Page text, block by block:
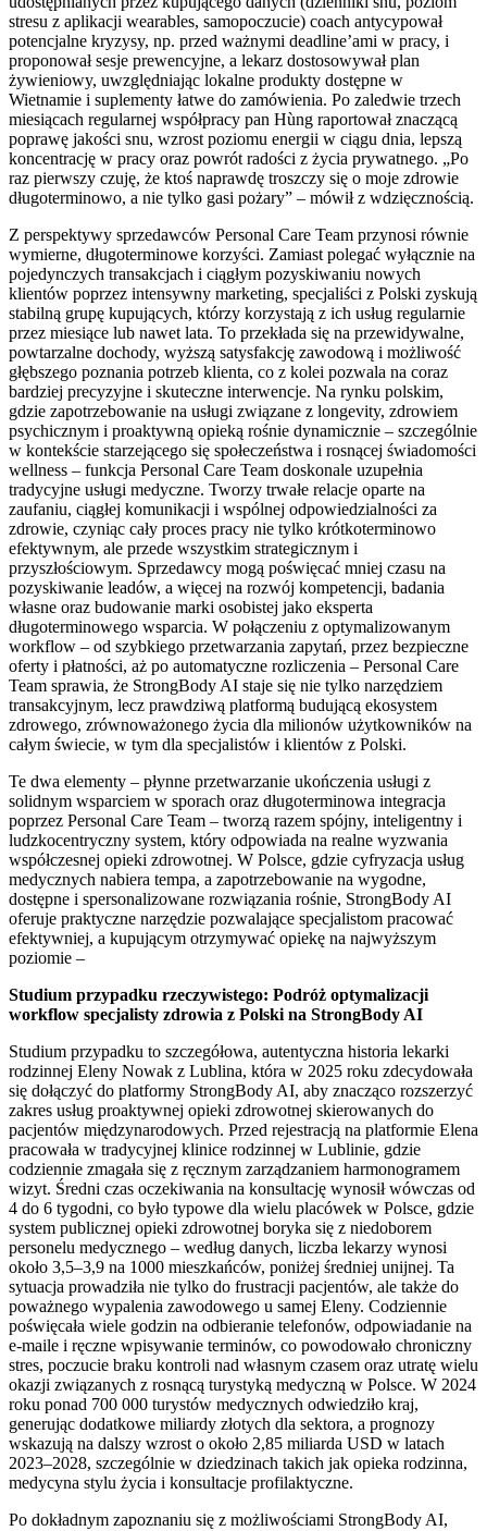
stresu z aplikacji wearables, samopoczucie) coach antycypował
potencjalne kryzysy, np. przed ważnymi deadline’ami w pracy, i
proponował sesje prewencyjne, a lekarz dostosowywał plan
żywieniowy, uwzględniając lokalne produkty dostępne w
Wietnamie i suplementy łatwe do zamówienia. Po zaledwie trzech
miesiącach regularnej współpracy pan Hùng raportował znaczącą
poprawę jakości snu, wzrost poziomu energii w ciągu dnia, lepszą
koncentrację w pracy oraz powrót radości z życia prywatnego. „Po
raz pierwszy czuję, że ktoś naprawdę troszczy się o moje zdrowie
długoterminowo, a nie tylko gasi pożary” – mówił z wdzięcznością.
Z perspektywy sprzedawców Personal Care Team przynosi równie
wymierne, długoterminowe korzyści. Zamiast polegać wyłącznie na
pojedynczych transakcjach i ciągłym pozyskiwaniu nowych
klientów poprzez intensywny marketing, specjaliści z Polski zyskują
stabilną grupę kupujących, którzy korzystają z ich usług regularnie
przez miesiące lub nawet lata. To przekłada się na przewidywalne,
powtarzalne dochody, wyższą satysfakcję zawodową i możliwość
głębszego poznania potrzeb klienta, co z kolei pozwala na coraz
bardziej precyzyjne i skuteczne interwencje. Na rynku polskim,
gdzie zapotrzebowanie na usługi związane z longevity, zdrowiem
psychicznym i proaktywną opieką rośnie dynamicznie – szczególnie
w kontekście starzejącego się społeczeństwa i rosnącej świadomości
wellness – funkcja Personal Care Team doskonale uzupełnia
tradycyjne usługi medyczne. Tworzy trwałe relacje oparte na
zaufaniu, ciągłej komunikacji i wspólnej odpowiedzialności za
zdrowie, czyniąc cały proces pracy nie tylko krótkoterminowo
efektywnym, ale przede wszystkim strategicznym i
przyszłościowym. Sprzedawcy mogą poświęcać mniej czasu na
pozyskiwanie leadów, a więcej na rozwój kompetencji, badania
własne oraz budowanie marki osobistej jako eksperta
długoterminowego wsparcia. W połączeniu z optymalizowanym
workflow – od szybkiego przetwarzania zapytań, przez bezpieczne
oferty i płatności, aż po automatyczne rozliczenia – Personal Care
Team sprawia, że StrongBody AI staje się nie tylko narzędziem
transakcyjnym, lecz prawdziwą platformą budującą ekosystem
zdrowego, zrównoważonego życia dla milionów użytkowników na
całym świecie, w tym dla specjalistów i klientów z Polski.
Te dwa elementy – płynne przetwarzanie ukończenia usługi z
solidnym wsparciem w sporach oraz długoterminowa integracja
poprzez Personal Care Team – tworzą razem spójny, inteligentny i
ludzkocentryczny system, który odpowiada na realne wyzwania
współczesnej opieki zdrowotnej. W Polsce, gdzie cyfryzacja usług
medycznych nabiera tempa, a zapotrzebowanie na wygodne,
dostępne i spersonalizowane rozwiązania rośnie, StrongBody AI
oferuje praktyczne narzędzie pozwalające specjalistom pracować
efektywniej, a kupującym otrzymywać opiekę na najwyższym
poziomie –
Studium przypadku rzeczywistego: Podróż optymalizacji
workflow specjalisty zdrowia z Polski na StrongBody AI
Studium przypadku to szczegółowa, autentyczna historia lekarki
rodzinnej Eleny Nowak z Lublina, która w 2025 roku zdecydowała
się dołączyć do platformy StrongBody AI, aby znacząco rozszerzyć
zakres usług proaktywnej opieki zdrowotnej skierowanych do
pacjentów międzynarodowych. Przed rejestracją na platformie Elena
pracowała w tradycyjnej klinice rodzinnej w Lublinie, gdzie
codziennie zmagała się z ręcznym zarządzaniem harmonogramem
wizyt. Średni czas oczekiwania na konsultację wynosił wówczas od
4 do 6 tygodni, co było typowe dla wielu placówek w Polsce, gdzie
system publicznej opieki zdrowotnej boryka się z niedoborem
personelu medycznego – według danych, liczba lekarzy wynosi
około 3,5–3,9 na 1000 mieszkańców, poniżej średniej unijnej. Ta
sytuacja prowadziła nie tylko do frustracji pacjentów, ale także do
poważnego wypalenia zawodowego u samej Eleny. Codziennie
poświęcała wiele godzin na odbieranie telefonów, odpowiadanie na
e-maile i ręczne wpisywanie terminów, co powodowało chroniczny
stres, poczucie braku kontroli nad własnym czasem oraz utratę wielu
okazji związanych z rosnącą turystyką medyczną w Polsce. W 2024
roku ponad 700 000 turystów medycznych odwiedziło kraj,
generując dodatkowe miliardy złotych dla sektora, a prognozy
wskazują na dalszy wzrost o około 2,85 miliarda USD w latach
2023–2028, szczególnie w dziedzinach takich jak opieka rodzinna,
medycyna stylu życia i konsultacje profilaktyczne.
Po dokładnym zapoznaniu się z możliwościami StrongBody AI,